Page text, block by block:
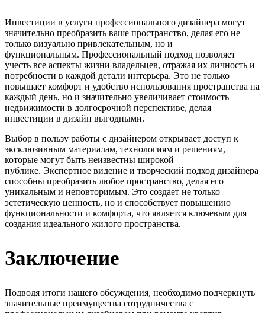
Инвестиции в услуги профессионального дизайнера могут
значительно преобразить ваше пространство, делая его не
только визуально привлекательным, но и
функциональным. Профессиональный подход позволяет
учесть все аспекты жизни владельцев, отражая их личность и
потребности в каждой детали интерьера. Это не только
повышает комфорт и удобство использования пространства на
каждый день, но и значительно увеличивает стоимость
недвижимости в долгосрочной перспективе, делая
инвестиции в дизайн выгодными.
Выбор в пользу работы с дизайнером открывает доступ к
эксклюзивным материалам, технологиям и решениям,
которые могут быть неизвестны широкой
публике. Экспертное видение и творческий подход дизайнера
способны преобразить любое пространство, делая его
уникальным и неповторимым. Это создает не только
эстетическую ценность, но и способствует повышению
функциональности и комфорта, что является ключевым для
создания идеального жилого пространства.
Заключение
Подводя итоги нашего обсуждения, необходимо подчеркнуть
значительные преимущества сотрудничества с